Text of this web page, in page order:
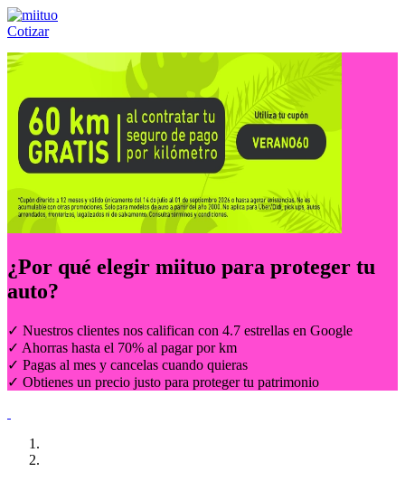
Cotizar
Llámanos al:(55) 84-21-05-00 ó
¿Por qué elegir miituo para proteger tu
auto?
✓ Nuestros clientes nos califican con 4.7 estrellas en Google
✓ Ahorras hasta el 70% al pagar por km
✓ Pagas al mes y cancelas cuando quieras
✓ Obtienes un precio justo para proteger tu patrimonio